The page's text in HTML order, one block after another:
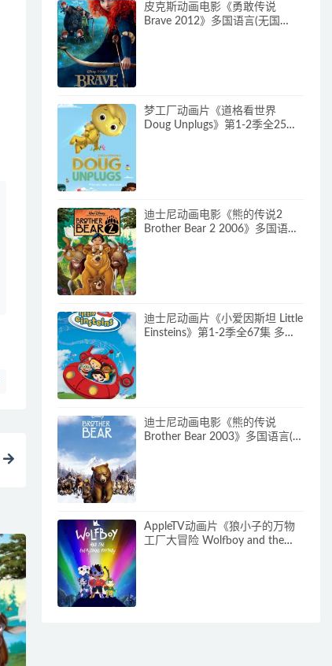
皮克斯动画电影《勇敢传说
Brave 2012》多国语言(无国
梦工厂动画片《道格看世界
Doug Unplugs》第1-2季全25集
迪士尼动画电影《熊的传说2
Brother Bear 2 2006》多国语言
迪士尼动画片《小爱因斯坦 Little
Einsteins》第1-2季全67集 多国
迪士尼动画电影《熊的传说
Brother Bear 2003》多国语言(含
AppleTV动画片《狼小子的万物
工厂大冒险 Wolfboy and the